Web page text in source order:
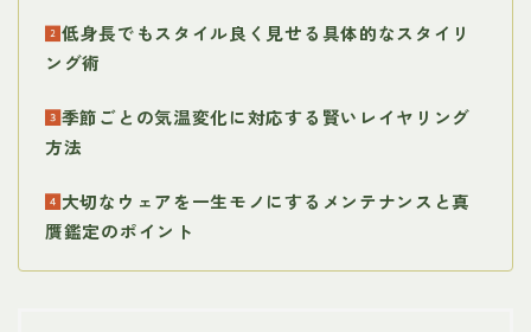
低身長でもスタイル良く見せる具体的なスタイリ
ング術
季節ごとの気温変化に対応する賢いレイヤリング
方法
大切なウェアを一生モノにするメンテナンスと真
贋鑑定のポイント